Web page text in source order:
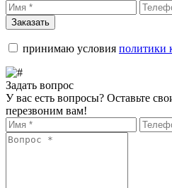
Заказать
принимаю условия политики
Задать вопрос
У вас есть вопросы? Оставьте
перезвоним вам!